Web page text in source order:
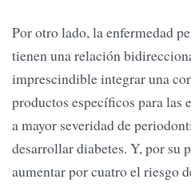
Por otro lado, la enfermedad
tienen una relación
imprescindible integrar una
productos específicos para las
a mayor severidad de
desarrollar diabetes. Y, por su
aumentar por cuatro el riesgo